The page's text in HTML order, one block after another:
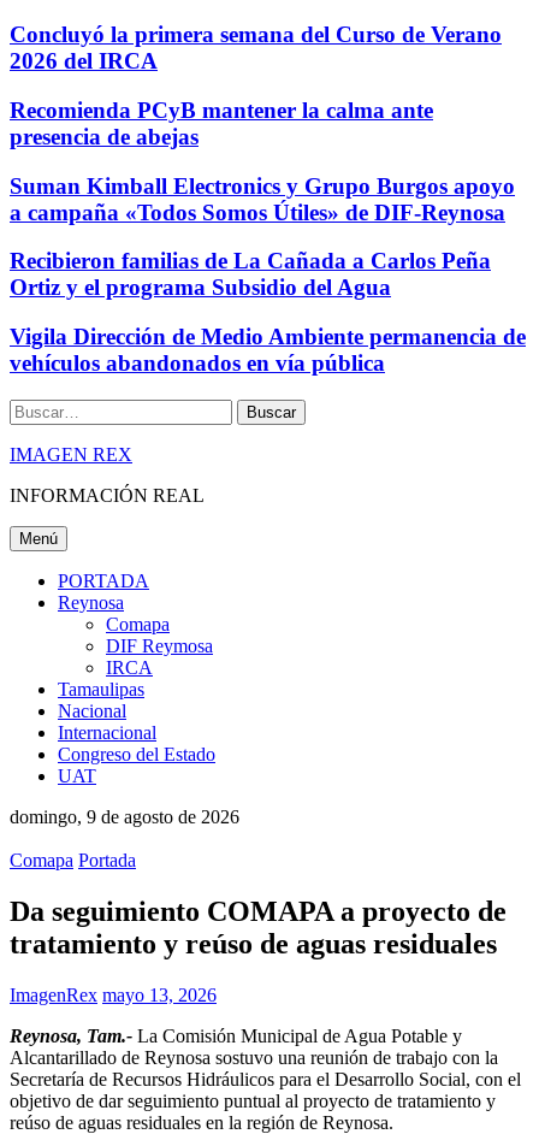
Concluyó la primera semana del Curso de Verano
2026 del IRCA
Recomienda PCyB mantener la calma ante
presencia de abejas
Suman Kimball Electronics y Grupo Burgos apoyo
a campaña «Todos Somos Útiles» de DIF-Reynosa
Recibieron familias de La Cañada a Carlos Peña
Ortiz y el programa Subsidio del Agua
Vigila Dirección de Medio Ambiente permanencia de
vehículos abandonados en vía pública
Buscar
IMAGEN REX
INFORMACIÓN REAL
Menú
PORTADA
Reynosa
Comapa
DIF Reymosa
IRCA
Tamaulipas
Nacional
Internacional
Congreso del Estado
UAT
domingo, 9 de agosto de 2026
Comapa Portada
Da seguimiento COMAPA a proyecto de
tratamiento y reúso de aguas residuales
ImagenRex mayo 13, 2026
Reynosa, Tam.- La Comisión Municipal de Agua Potable y
Alcantarillado de Reynosa sostuvo una reunión de trabajo con la
Secretaría de Recursos Hidráulicos para el Desarrollo Social, con el
objetivo de dar seguimiento puntual al proyecto de tratamiento y
reúso de aguas residuales en la región de Reynosa.